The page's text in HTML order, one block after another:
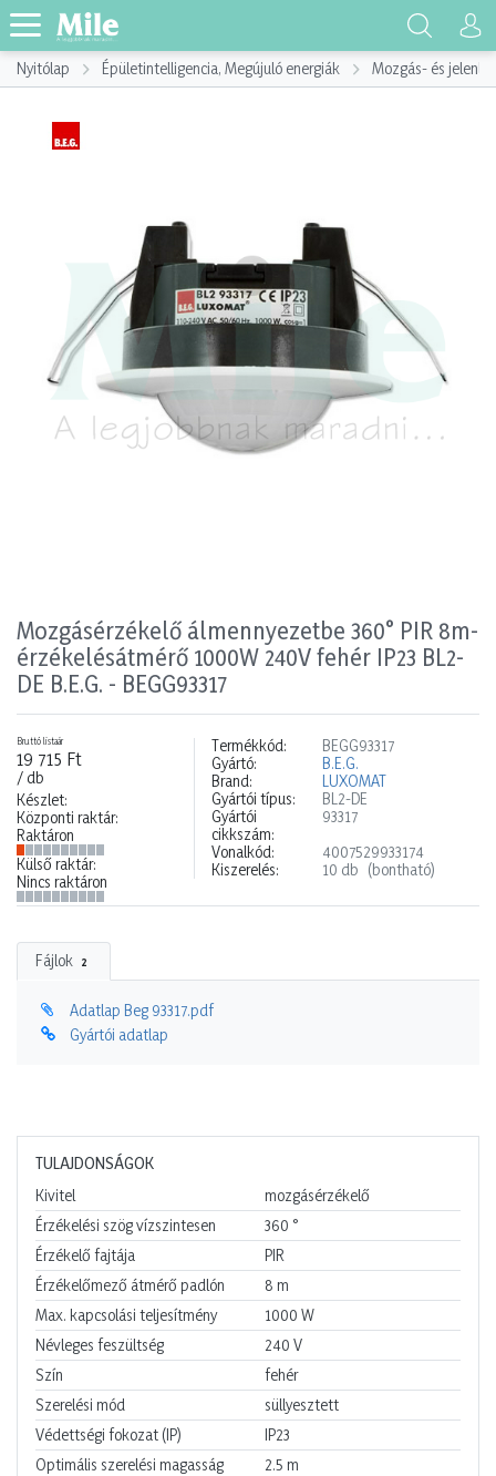
Nyitólap Épületintelligencia, Megújuló energiák Mozgás- és
Mozgásérzékelő álmennyezetbe 360° PIR 8m-
érzékelésátmérő 1000W 240V fehér IP23 BL2-
DE B.E.G. - BEGG93317
Bruttó listaár
19 715 Ft
/ db
Készlet:
Központi raktár:
Raktáron
Külső raktár:
Nincs raktáron
Termékkód:
BEGG93317
Gyártó:
B.E.G.
Brand:
LUXOMAT
Gyártói típus:
BL2-DE
Gyártói
cikkszám:
93317
Vonalkód:
4007529933174
Kiszerelés:
10 db (bontható)
Fájlok 2
Adatlap Beg 93317.pdf
Gyártói adatlap
TULAJDONSÁGOK
Kivitel
mozgásérzékelő
Érzékelési szög vízszintesen
360 °
Érzékelő fajtája
PIR
Érzékelőmező átmérő padlón
8 m
Max. kapcsolási teljesítmény
1000 W
Névleges feszültség
240 V
Szín
fehér
Szerelési mód
süllyesztett
Védettségi fokozat (IP)
IP23
Optimális szerelési magasság
2.5 m